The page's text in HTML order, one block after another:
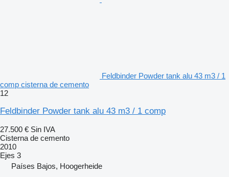
Feldbinder Powder tank alu 43 m3 / 1
comp cisterna de cemento
12
Feldbinder Powder tank alu 43 m3 / 1 comp
27.500 € Sin IVA
Cisterna de cemento
2010
Ejes 3
Países Bajos, Hoogerheide